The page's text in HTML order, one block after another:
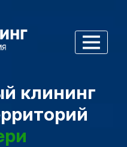
клининг